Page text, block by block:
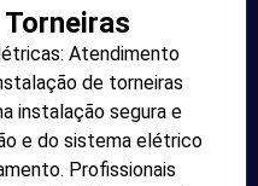
Atendimento
de torneiras
instalação segura e
e do sistema elétrico
Profissionais